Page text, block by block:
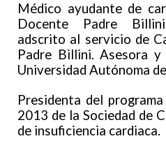
Médico ayudante de
Docente Padre
adscrito al servicio de
Padre Billini. Asesora
Universidad Autónoma
Presidenta del
2013 de la Sociedad de
de insuficiencia cardiaca.